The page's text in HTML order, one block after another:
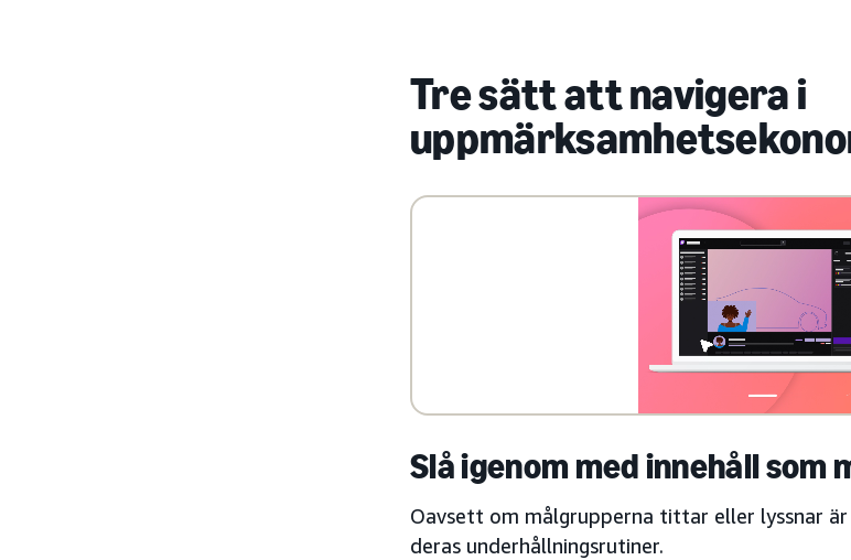
Tre sätt att navigera i
Slå igenom med innehåll som
Oavsett om målgrupperna tittar eller lyssnar
deras underhållningsrutiner.